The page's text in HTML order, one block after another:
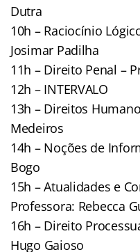
Dutra
10h – Raciocínio
Josimar Padilha
11h – Direito Penal –
12h – INTERVALO
13h – Direitos
Medeiros
14h – Noções de
Bogo
15h – Atualidades e
Professora: Rebecca
16h – Direito
Hugo Gaioso